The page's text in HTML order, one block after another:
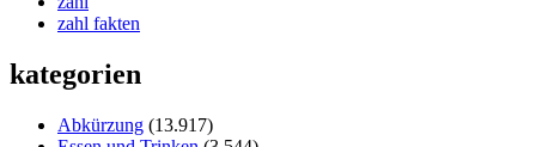
zahl fakten
kategorien
Abkürzung (13.917)